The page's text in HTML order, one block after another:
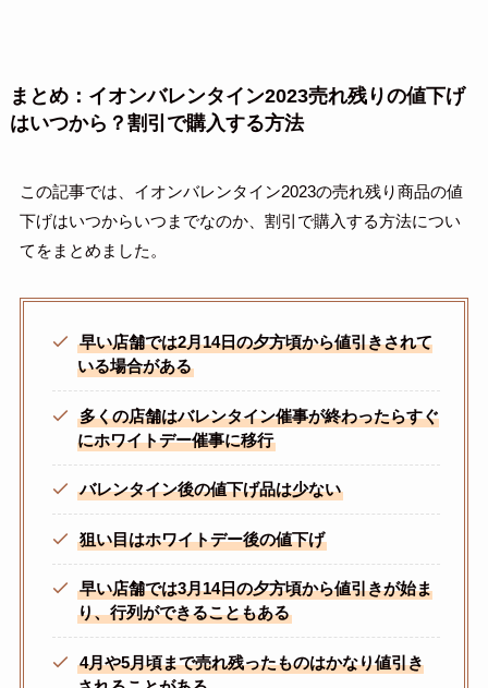
まとめ：イオンバレンタイン2023売れ残りの値下げ
はいつから？割引で購入する方法
この記事では、イオンバレンタイン2023の売れ残り商品の値
下げはいつからいつまでなのか、割引で購入する方法につい
てをまとめました。
早い店舗では2月14日の夕方頃から値引きされて
いる場合がある
多くの店舗はバレンタイン催事が終わったらすぐ
にホワイトデー催事に移行
バレンタイン後の値下げ品は少ない
狙い目はホワイトデー後の値下げ
早い店舗では3月14日の夕方頃から値引きが始ま
り、行列ができることもある
4月や5月頃まで売れ残ったものはかなり値引き